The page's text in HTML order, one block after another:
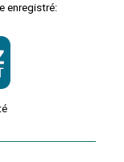
enregistré: